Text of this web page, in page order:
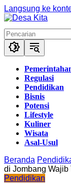
Langsung ke
Regulasi
Pendidikan
Bisnis
Potensi
Lifestyle
Kuliner
Wisata
Asal-Usul
Beranda
di Jombang
Pendidikan